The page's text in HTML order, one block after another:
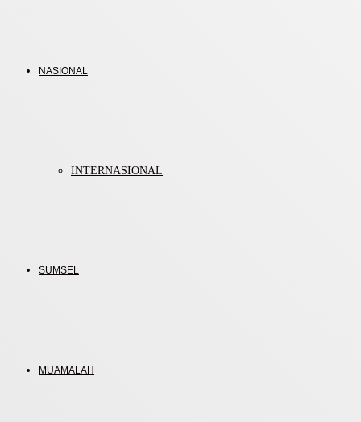
NASIONAL
INTERNASIONAL
SUMSEL
MUAMALAH